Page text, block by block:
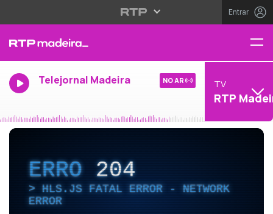
Entrar
Telejornal Madeira NO AR TV
RTP
ERRO204
HLS.JS FATAL ERROR - NETWORK
ERROR